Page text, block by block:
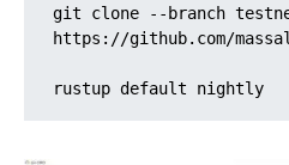
git clone --branch
https://github.com/
rustup default nightly